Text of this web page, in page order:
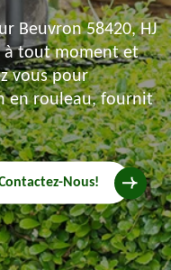
Beuvron 58420, HJ
à tout moment et
vous pour
en rouleau, fournit
Nous!